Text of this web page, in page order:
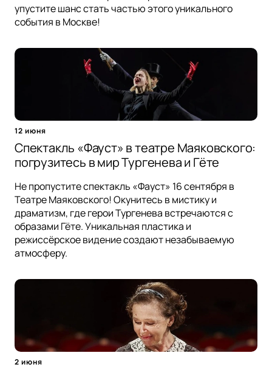
упустите шанс стать частью этого уникального
события в Москве!
12 июня
Спектакль «Фауст» в театре Маяковского:
погрузитесь в мир Тургенева и Гёте
Не пропустите спектакль «Фауст» 16 сентября в
Театре Маяковского! Окунитесь в мистику и
драматизм, где герои Тургенева встречаются с
образами Гёте. Уникальная пластика и
режиссёрское видение создают незабываемую
атмосферу.
2 июня